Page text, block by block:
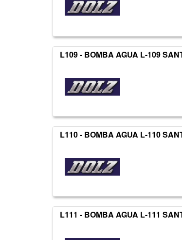
L109 - BOMBA AGUA L-109
L110 - BOMBA AGUA L-110
L111 - BOMBA AGUA L-111